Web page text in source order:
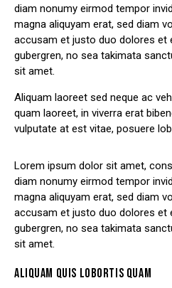
diam nonumy eirmod tempor
magna aliquyam erat, sed diam
accusam et justo duo dolores et
gubergren, no sea takimata
sit amet.
Aliquam laoreet sed neque ac
quam laoreet, in viverra erat
vulputate at est vitae, posuere
Lorem ipsum dolor sit amet,
diam nonumy eirmod tempor
magna aliquyam erat, sed diam
accusam et justo duo dolores et
gubergren, no sea takimata
sit amet.
ALIQUAM QUIS LOBORTIS QUAM